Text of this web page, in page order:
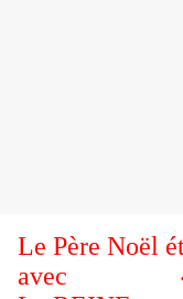
Le Père Noël
avec